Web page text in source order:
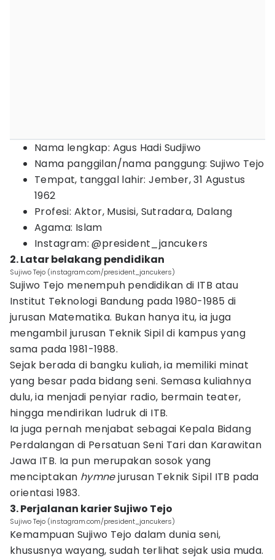
Nama lengkap: Agus Hadi Sudjiwo
Nama panggilan/nama panggung: Sujiwo Tejo
Tempat, tanggal lahir: Jember, 31 Agustus
1962
Profesi: Aktor, Musisi, Sutradara, Dalang
Agama: Islam
Instagram: @president_jancukers
2. Latar belakang pendidikan
Sujiwo Tejo (instagram.com/president_jancukers)
Sujiwo Tejo menempuh pendidikan di ITB atau
Institut Teknologi Bandung pada 1980-1985 di
jurusan Matematika. Bukan hanya itu, ia juga
mengambil jurusan Teknik Sipil di kampus yang
sama pada 1981-1988.
Sejak berada di bangku kuliah, ia memiliki minat
yang besar pada bidang seni. Semasa kuliahnya
dulu, ia menjadi penyiar radio, bermain teater,
hingga mendirikan ludruk di ITB.
Ia juga pernah menjabat sebagai Kepala Bidang
Perdalangan di Persatuan Seni Tari dan Karawitan
Jawa ITB. Ia pun merupakan sosok yang
menciptakan hymnejurusan Teknik Sipil ITB pada
orientasi 1983.
3. Perjalanan karier Sujiwo Tejo
Sujiwo Tejo (instagram.com/president_jancukers)
Kemampuan Sujiwo Tejo dalam dunia seni,
khususnya wayang, sudah terlihat sejak usia muda.